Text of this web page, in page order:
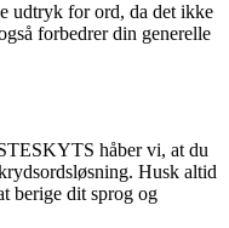
udtryk for ord, da det ikke
forbedrer din generelle
håber vi, at du
Husk altid
berige dit sprog og